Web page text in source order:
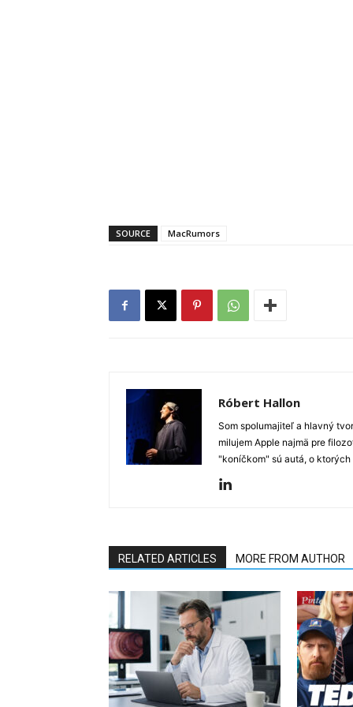
SOURCE MacRumors
Róbert Hallon
Som spolumajiteľ a hlavný
milujem Apple najmä pre
"koníčkom" sú autá, o
RELATED ARTICLES MORE FROM AUTHOR